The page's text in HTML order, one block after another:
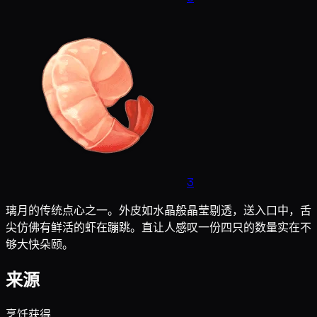
3
璃月的传统点心之一。外皮如水晶般晶莹剔透，送入口中，舌
尖仿佛有鲜活的虾在蹦跳。直让人感叹一份四只的数量实在不
够大快朵颐。
来源